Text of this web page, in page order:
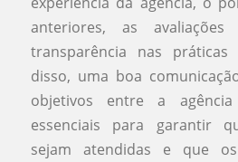
anteriores, as
transparência nas
disso, uma boa
objetivos entre a
essenciais para garantir
sejam atendidas e que